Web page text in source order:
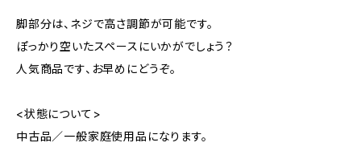
脚部分は、ネジで高さ調節が可能です。
ぽっかり空いたスペースにいかがでしょう？
人気商品です、お早めにどうぞ。
<状態について>
中古品／一般家庭使用品になります。